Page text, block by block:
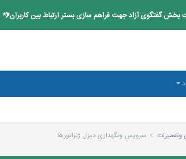
بخش گفتگوی آزاد جهت فراهم سازی بستر ارتباط بین کاربران**
وتعمیرات سرویس ونگهداری دیزل ژنراتورها